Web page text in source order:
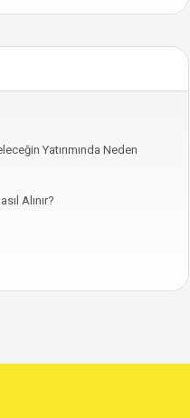
Yatırımında Neden
Alınır?